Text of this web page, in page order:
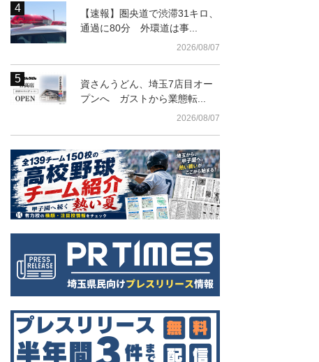
院HPより）
踏切イメージ
【速報】圏央道で渋滞31キロ、
通過に80分 外環道は事...
2026/08/07
資さんうどん、埼玉7店目オー
プンへ ガストから業態転...
2026/08/07